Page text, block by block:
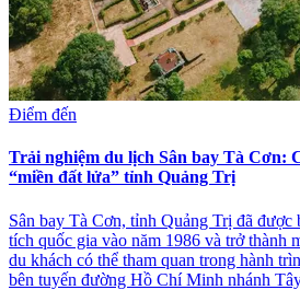
Điểm đến
Trải nghiệm du lịch Sân bay Tà Cơn:
“miền đất lửa” tỉnh Quảng Trị
Sân bay Tà Cơn, tỉnh Quảng Trị đã được
tích quốc gia vào năm 1986 và trở thành
du khách có thể tham quan trong hành
bên tuyến đường Hồ Chí Minh nhánh